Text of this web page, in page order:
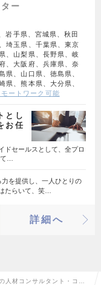
ー
岩手県、宮城県、秋田
埼玉県、千葉県、東京
、山梨県、長野県、岐
、大阪府、兵庫県、奈
県、山口県、徳島県、
県、熊本県、大分県、
モートワーク可能
とし
お任
ドセールスとして、全プロ
…
を提供し、一人ひとりの
たらいて、笑…
詳細へ
人材コンサルタント・コー